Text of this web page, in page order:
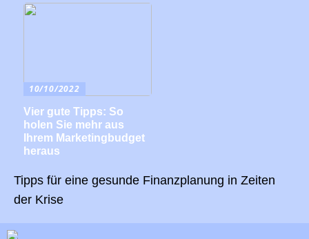
10/10/2022
Vier gute Tipps: So
holen Sie mehr aus
Ihrem Marketingbudget
heraus
Tipps für eine gesunde Finanzplanung in Zeiten
der Krise